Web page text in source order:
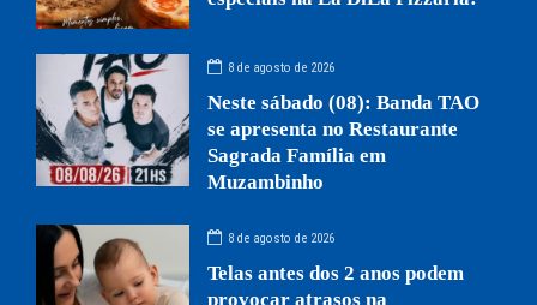
8 de agosto de 2026
Neste sábado (08): Banda TAO
se apresenta no Restaurante
Sagrada Família em
Muzambinho
8 de agosto de 2026
Telas antes dos 2 anos podem
provocar atrasos na